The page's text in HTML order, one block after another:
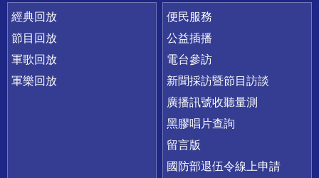
經典回放
節目回放
軍歌回放
軍樂回放
便民服務
公益插播
電台參訪
新聞採訪暨節目訪談
廣播訊號收聽量測
黑膠唱片查詢
留言版
國防部退伍令線上申請